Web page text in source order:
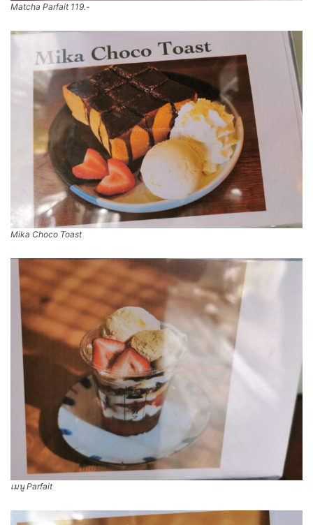
Matcha Parfait 119.-
Mika Choco Toast
เมนู Parfait